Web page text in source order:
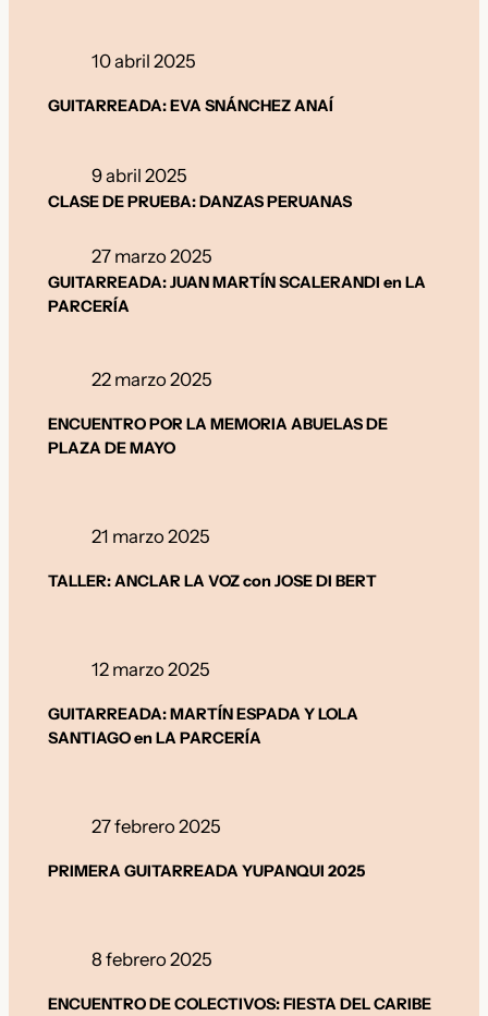
10 abril 2025
GUITARREADA: EVA SNÁNCHEZ ANAÍ
9 abril 2025
CLASE DE PRUEBA: DANZAS PERUANAS
27 marzo 2025
GUITARREADA: JUAN MARTÍN SCALERANDI en LA
PARCERÍA
22 marzo 2025
ENCUENTRO POR LA MEMORIA ABUELAS DE
PLAZA DE MAYO
21 marzo 2025
TALLER: ANCLAR LA VOZ con JOSE DI BERT
12 marzo 2025
GUITARREADA: MARTÍN ESPADA Y LOLA
SANTIAGO en LA PARCERÍA
27 febrero 2025
PRIMERA GUITARREADA YUPANQUI 2025
8 febrero 2025
ENCUENTRO DE COLECTIVOS: FIESTA DEL CARIBE